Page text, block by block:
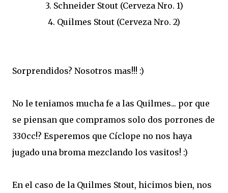
3. Schneider Stout (Cerveza Nro. 1)
4. Quilmes Stout (Cerveza Nro. 2)
Sorprendidos? Nosotros mas!!! :)
No le teniamos mucha fe a las Quilmes... por que
se piensan que compramos solo dos porrones de
330cc!? Esperemos que Cíclope no nos haya
jugado una broma mezclando los vasitos! :)
En el caso de la Quilmes Stout, hicimos bien, nos